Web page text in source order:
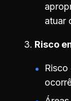
atuar
Risco